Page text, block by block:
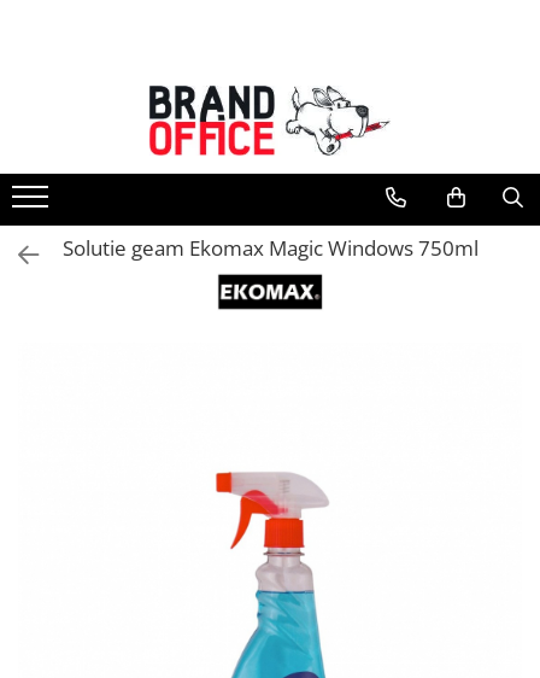
Unitate Protejata - PRODUCTIE
Hartie copiator si produse
tipografice
Produse consumabile din hartie
Detergenti si dezinfectanti
Hartie si articole din hartie
Bibliorafturi, caiete mecanice,
Capsatoare, capse si perforatoare
Solutie geam Ekomax Magic Windows 750ml